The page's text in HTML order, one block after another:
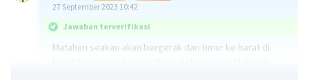
27 September 2023 10:42
Jawaban terverifikasi
Matahari seakan-akan bergerak dari timur ke barat di